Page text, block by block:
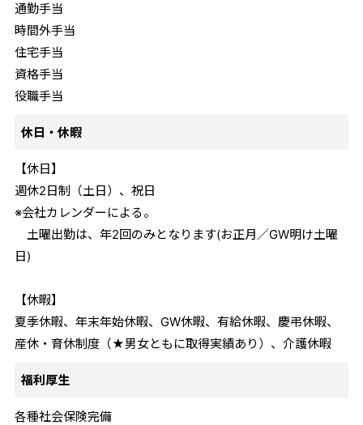
通勤手当
時間外手当
住宅手当
資格手当
役職手当
休日・休暇
【休日】
週休2日制（土日）、祝日
※会社カレンダーによる。
土曜出勤は、年2回のみとなります(お正月／GW明け土曜
日)
【休暇】
夏季休暇、年末年始休暇、GW休暇、有給休暇、慶弔休暇、
産休・育休制度（★男女ともに取得実績あり）、介護休暇
福利厚生
各種社会保険完備